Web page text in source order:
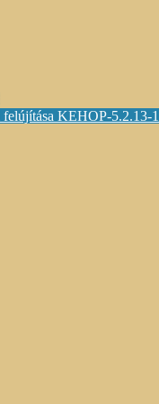
felújítása KEHOP-5.2.13-